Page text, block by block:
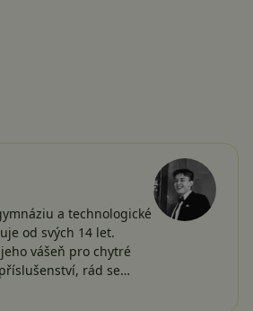
a technologické
od svých 14 let.
vášeň pro chytré
rád se…